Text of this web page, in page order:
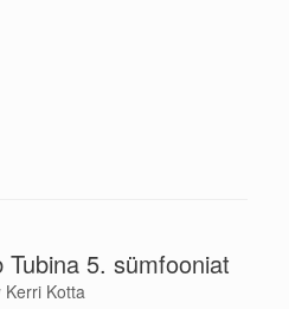
5. sümfooniat
Kerri Kotta